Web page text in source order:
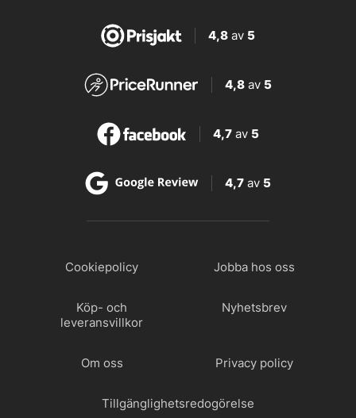
4,8av 5
4,8 av 5
4,7 av 5
4,7 av 5
Cookiepolicy Jobba hos oss
Köp- och
leveransvillkor
Nyhetsbrev
Om oss Privacy policy
Tillgänglighetsredogörelse